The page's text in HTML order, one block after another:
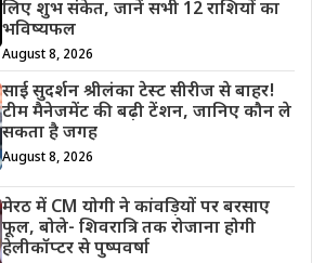
लिए शुभ संकेत, जानें सभी 12 राशियों का
भविष्यफल
August 8, 2026
साई सुदर्शन श्रीलंका टेस्ट सीरीज से बाहर!
टीम मैनेजमेंट की बढ़ी टेंशन, जानिए कौन ले
सकता है जगह
August 8, 2026
मेरठ में CM योगी ने कांवड़ियों पर बरसाए
फूल, बोले- शिवरात्रि तक रोजाना होगी
हेलीकॉप्टर से पुष्पवर्षा